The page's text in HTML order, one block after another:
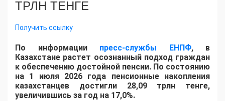
ТРЛН ТЕНГЕ
Получить ссылку
По информации пресс-службы ЕНПФ, в
Казахстане растет осознанный подход граждан
к обеспечению достойной пенсии. По состоянию
на 1 июля 2026 года пенсионные накопления
казахстанцев достигли 28,09 трлн тенге,
увеличившись за год на 17,0%.